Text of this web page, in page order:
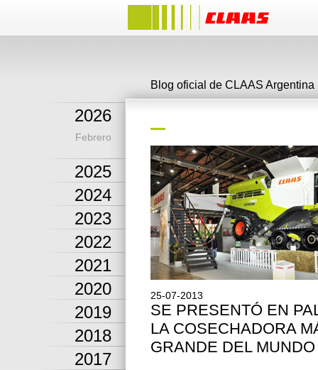
2026
Febrero
2025
2024
2023
2022
2021
2020
2019
2018
2017
Blog oficial de CLAAS Argentina
25-07-2013
SE PRESENTÓ EN
LA COSECHADORA
GRANDE DEL MUNDO